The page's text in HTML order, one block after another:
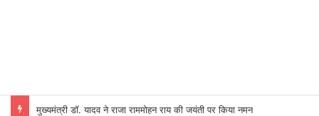
मुख्यमंत्री डॉ. यादव ने राजा राममोहन राय की जयंती पर किया नमन